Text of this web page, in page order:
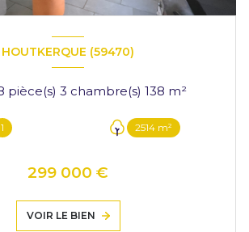
HOUTKERQUE (59470)
Maison 8 pièce(s) 3 chambre(s) 138 m²
1 2514 m²
299 000 €
VOIR LE BIEN